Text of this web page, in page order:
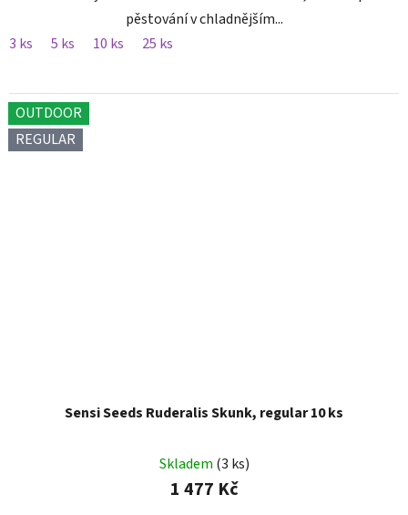
pěstování v chladnějším...
3 ks
5 ks 10 ks 25 ks
OUTDOOR
REGULAR
Sensi Seeds Ruderalis Skunk, regular 10 ks
Skladem (3 ks)
1 477 Kč